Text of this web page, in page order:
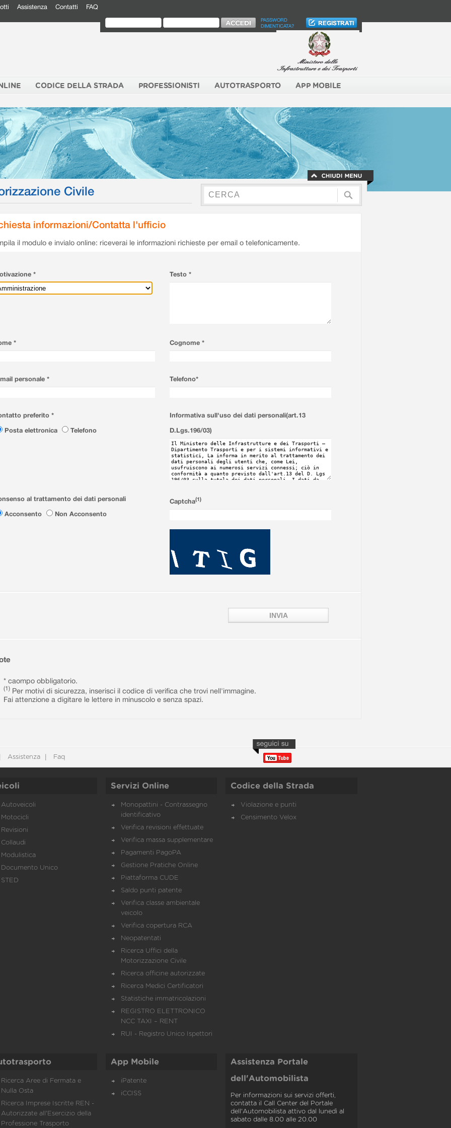
Assistenza Contatti FAQ
PASSWORD
DIMENTICATA?
CODICE DELLA STRADA PROFESSIONISTI AUTOTRASPORTO APP MOBILE
Civile
informazioni/Contatta l'ufficio
il modulo e invialo online: riceverai le informazioni richieste per email o telefonicamente.
* Testo *
* Cognome *
personale * Telefono*
preferito *
Posta elettronica
Telefono
Informativa sull'uso dei dati personali(art.13
D.Lgs.196/03)
al trattamento dei dati personali
Acconsento
Non Acconsento
Captcha(1)
* caompo obbligatorio.
(1) Per motivi di sicurezza, inserisci il codice di verifica che trovi nell'immagine.
Fai attenzione a digitare le lettere in minuscolo e senza spazi.
Assistenza Faq
Autoveicoli
Motocicli
Revisioni
Collaudi
Modulistica
Documento Unico
STED
Servizi Online
Monopattini - Contrassegno
identificativo
Verifica revisioni effettuate
Verifica massa supplementare
Pagamenti PagoPA
Gestione Pratiche Online
Piattaforma CUDE
Saldo punti patente
Verifica classe ambientale
veicolo
Verifica copertura RCA
Neopatentati
Ricerca Uffici della
Motorizzazione Civile
Ricerca officine autorizzate
Ricerca Medici Certificatori
Statistiche immatricolazioni
REGISTRO ELETTRONICO
NCC TAXI – RENT
RUI - Registro Unico Ispettori
Codice della Strada
Violazione e punti
Censimento Velox
Ricerca Aree di Fermata e
Nulla Osta
Ricerca Imprese Iscritte REN -
Autorizzate all'Esercizio della
Professione Trasporto
App Mobile
iPatente
iCCISS
Assistenza Portale
dell'Automobilista
Per informazioni sui servizi offerti,
contatta il Call Center del Portale
dell'Automobilista attivo dal lunedì al
sabato dalle 8.00 alle 20.00